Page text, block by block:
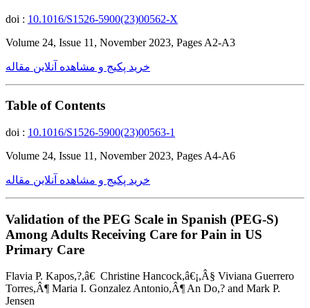
doi : 10.1016/S1526-5900(23)00562-X
Volume 24, Issue 11, November 2023, Pages A2-A3
خرید پکیج و مشاهده آنلاین مقاله
Table of Contents
doi : 10.1016/S1526-5900(23)00563-1
Volume 24, Issue 11, November 2023, Pages A4-A6
خرید پکیج و مشاهده آنلاین مقاله
Validation of the PEG Scale in Spanish (PEG-S)
Among Adults Receiving Care for Pain in US
Primary Care
Flavia P. Kapos,?,â€ Christine Hancock,â€¡,Â§ Viviana Guerrero
Torres,Â¶ Maria I. Gonzalez Antonio,Â¶ An Do,? and Mark P.
Jensen